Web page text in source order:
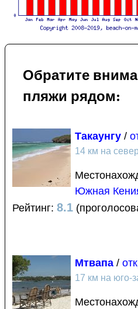
Обратите
пляжи рядом:
Такаунгу /
14 км на
Южная
Рейтинг: 8.1
Мтвапа /
17 км на юго-